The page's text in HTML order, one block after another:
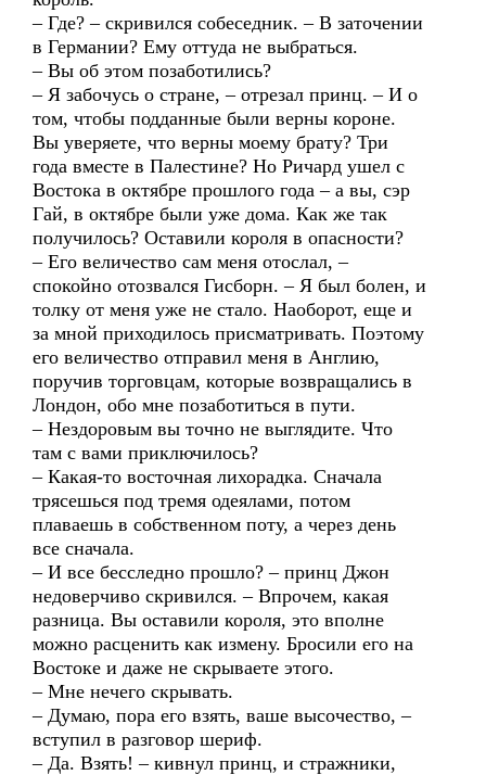
– Где? – скривился собеседник. – В заточении
в Германии? Ему оттуда не выбраться.
– Вы об этом позаботились?
– Я забочусь о стране, – отрезал принц. – И о
том, чтобы подданные были верны короне.
Вы уверяете, что верны моему брату? Три
года вместе в Палестине? Но Ричард ушел с
Востока в октябре прошлого года – а вы, сэр
Гай, в октябре были уже дома. Как же так
получилось? Оставили короля в опасности?
– Его величество сам меня отослал, –
спокойно отозвался Гисборн. – Я был болен, и
толку от меня уже не стало. Наоборот, еще и
за мной приходилось присматривать. Поэтому
его величество отправил меня в Англию,
поручив торговцам, которые возвращались в
Лондон, обо мне позаботиться в пути.
– Нездоровым вы точно не выглядите. Что
там с вами приключилось?
– Какая-то восточная лихорадка. Сначала
трясешься под тремя одеялами, потом
плаваешь в собственном поту, а через день
все сначала.
– И все бесследно прошло? – принц Джон
недоверчиво скривился. – Впрочем, какая
разница. Вы оставили короля, это вполне
можно расценить как измену. Бросили его на
Востоке и даже не скрываете этого.
– Мне нечего скрывать.
– Думаю, пора его взять, ваше высочество, –
вступил в разговор шериф.
– Да. Взять! – кивнул принц, и стражники,